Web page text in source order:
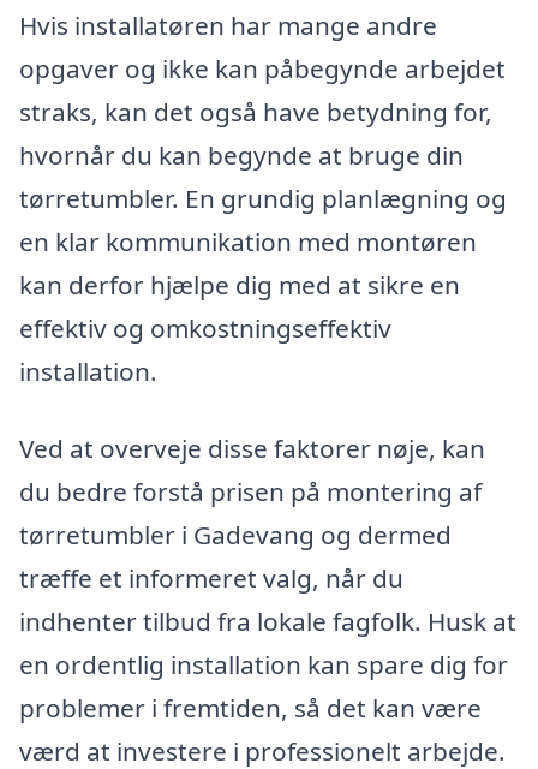
Hvis installatøren har mange andre
opgaver og ikke kan påbegynde arbejdet
straks, kan det også have betydning for,
hvornår du kan begynde at bruge din
tørretumbler. En grundig planlægning og
en klar kommunikation med montøren
kan derfor hjælpe dig med at sikre en
effektiv og omkostningseffektiv
installation.
Ved at overveje disse faktorer nøje, kan
du bedre forstå prisen på montering af
tørretumbler i Gadevang og dermed
træffe et informeret valg, når du
indhenter tilbud fra lokale fagfolk. Husk at
en ordentlig installation kan spare dig for
problemer i fremtiden, så det kan være
værd at investere i professionelt arbejde.